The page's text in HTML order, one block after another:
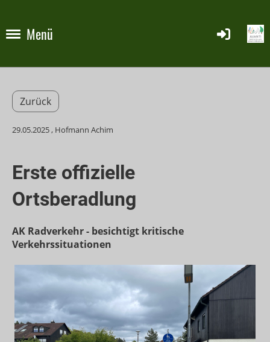
Menü
Zurück
29.05.2025, Hofmann Achim
Erste offizielle
Ortsberadlung
AK Radverkehr - besichtigt kritische
Verkehrssituationen